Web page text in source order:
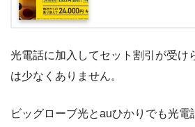
光電話に加入してセット割引が受け
は少なくありません。
ビッグローブ光とauひかりでも光電